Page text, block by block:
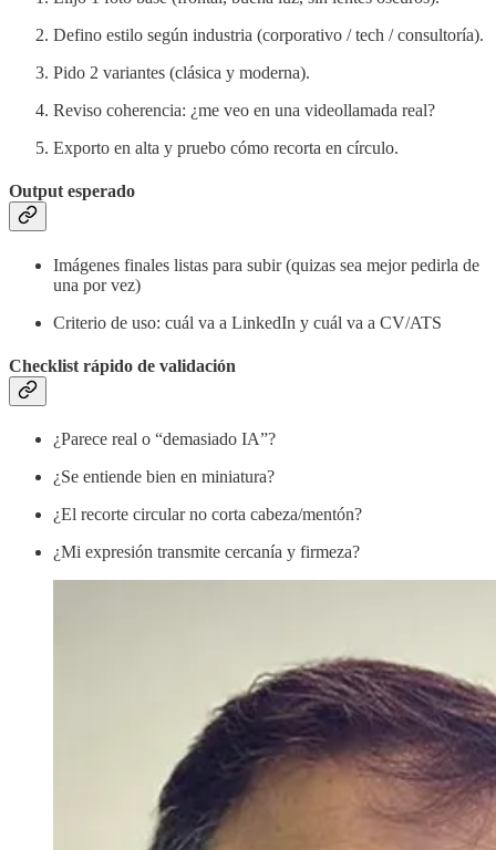
Defino estilo según industria (corporativo / tech / consultoría).
Pido 2 variantes (clásica y moderna).
Reviso coherencia: ¿me veo en una videollamada real?
Exporto en alta y pruebo cómo recorta en círculo.
Output esperado
Imágenes finales listas para subir (quizas sea mejor pedirla de
una por vez)
Criterio de uso: cuál va a LinkedIn y cuál va a CV/ATS
Checklist rápido de validación
¿Parece real o “demasiado IA”?
¿Se entiende bien en miniatura?
¿El recorte circular no corta cabeza/mentón?
¿Mi expresión transmite cercanía y firmeza?